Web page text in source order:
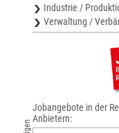
Industrie /
Verwaltung /
Jobangebote in der
Anbietern: